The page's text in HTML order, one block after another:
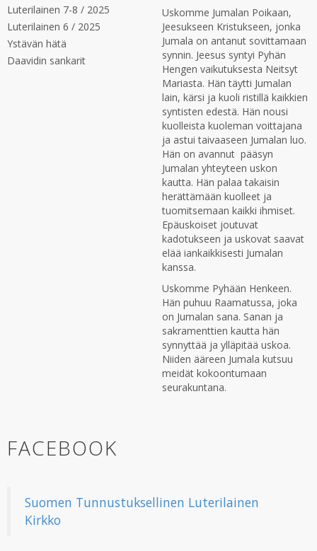
Luterilainen 7-8 / 2025
Luterilainen 6 / 2025
Ystävän hätä
Daavidin sankarit
Uskomme Jumalan Poikaan,
Jeesukseen Kristukseen, jonka
Jumala on antanut sovittamaan
synnin. Jeesus syntyi Pyhän
Hengen vaikutuksesta Neitsyt
Mariasta. Hän täytti Jumalan
lain, kärsi ja kuoli ristillä kaikkien
syntisten edestä. Hän nousi
kuolleista kuoleman voittajana
ja astui taivaaseen Jumalan luo.
Hän on avannut pääsyn
Jumalan yhteyteen uskon
kautta. Hän palaa takaisin
herättämään kuolleet ja
tuomitsemaan kaikki ihmiset.
Epäuskoiset joutuvat
kadotukseen ja uskovat saavat
elää iankaikkisesti Jumalan
kanssa.
Uskomme Pyhään Henkeen.
Hän puhuu Raamatussa, joka
on Jumalan sana. Sanan ja
sakramenttien kautta hän
synnyttää ja ylläpitää uskoa.
Niiden ääreen Jumala kutsuu
meidät kokoontumaan
seurakuntana.
FACEBOOK
Suomen Tunnustuksellinen Luterilainen
Kirkko